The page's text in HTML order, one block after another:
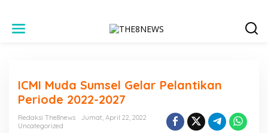
ICMI Muda Sumsel Gelar Pelantikan
Periode 2022-2027
Redaksi The8news
Jumat, April 22, 2022
Uncategorized